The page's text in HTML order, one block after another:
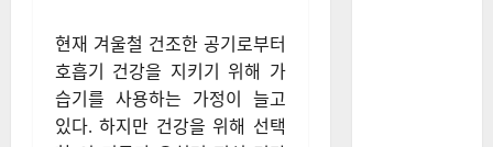
현재 겨울철 건조한 공기로부터
호흡기 건강을 지키기 위해 가
습기를 사용하는 가정이 늘고
있다. 하지만 건강을 위해 선택